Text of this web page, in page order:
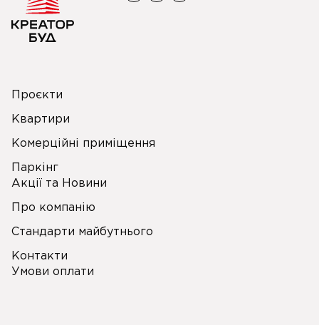
Проєкти
Квартири
Комерційні приміщення
Паркінг
Акції та Новини
Про компанію
Стандарти майбутнього
Контакти
Умови оплати